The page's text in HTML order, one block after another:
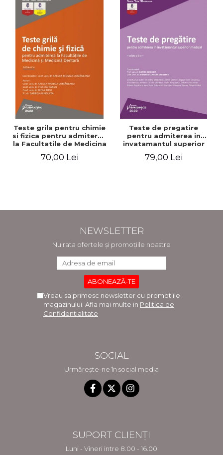
Teste grila pentru chimie
si fizica pentru admiterea
la Facultatile de Medicina
Editia a II-a - Raluca
70,00 Lei
Teste de pregatire
pentru admiterea in
invatamantul superior
Daniel Cochior, Minerva
79,00 Lei
NEWSLETTER
Nu rata ofertele și promoțiile noastre
Vreau sa primesc newsletter cu promotiile
magazinului. Afla mai multe in Politica de
Confidentialitate
SOCIAL
Urmărește-ne în social media
SUPORT CLIENȚI
Luni - Vineri intre 8.00 - 16.00